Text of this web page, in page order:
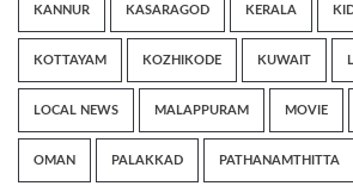
KANNUR KASARAGOD KERALA
KOTTAYAM KOZHIKODE KUWAIT
LOCAL NEWS MALAPPURAM MOVIE
OMAN PALAKKAD PATHANAMTHITTA